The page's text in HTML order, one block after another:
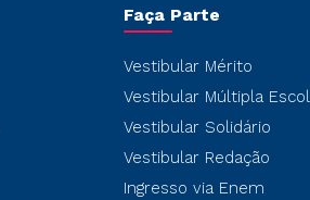
Faça Parte
Vestibular Mérito
Vestibular Múltipla
Vestibular Solidário
Vestibular Redação
Ingresso via Enem